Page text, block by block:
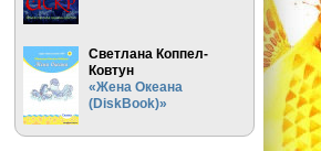
Светлана Коппел-
Ковтун
«Жена Океана
(DiskBook)»